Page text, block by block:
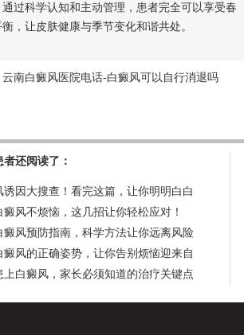
过科学认知和主动管理，患者完全可以享受春
，让皮肤健康与季节变化和谐共处。
云南白癜风医院电话-白癜风可以自行消退吗
者还阅读了：
诱因大搜查！看完这篇，让你明明白白
癜风不烦恼，这几招让你轻松应对！
癜风预防指南，科学方法让你远离风险
癜风的正确姿势，让你告别烦恼迎来自
上白癜风，家长必须知道的治疗关键点